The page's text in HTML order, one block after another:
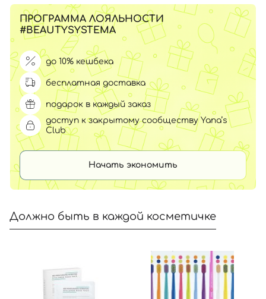
ПРОГРАММА ЛОЯЛЬНОСТИ
#BEAUTYSYSTEMA
до 10% кешбека
бесплатная доставка
подарок в каждый заказ
доступ к закрытому сообществу Yana’s
Club
Начать экономить
Должно быть в каждой косметичке